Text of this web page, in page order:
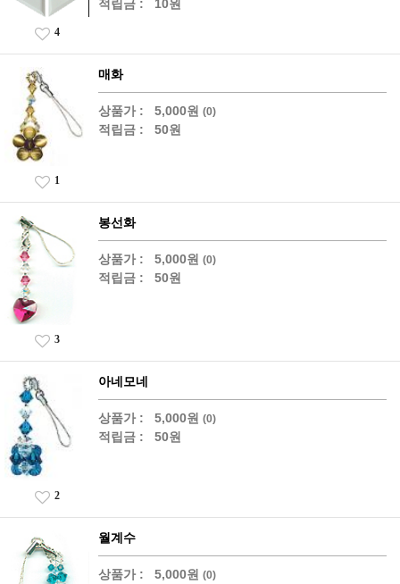
적립금 : 10원
4
매화
상품가 : 5,000원 (0)
적립금 : 50원
1
봉선화
상품가 : 5,000원 (0)
적립금 : 50원
3
아네모네
상품가 : 5,000원 (0)
적립금 : 50원
2
월계수
상품가 : 5,000원 (0)